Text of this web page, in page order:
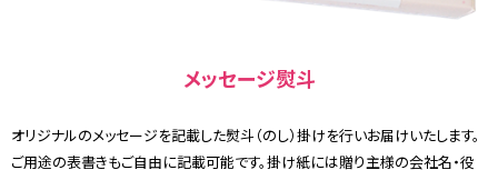
メッセージ熨斗
オリジナルのメッセージを記載した熨斗（のし）掛けを行いお届けいたします。
ご用途の表書きもご自由に記載可能です。掛け紙には贈り主様の会社名・役